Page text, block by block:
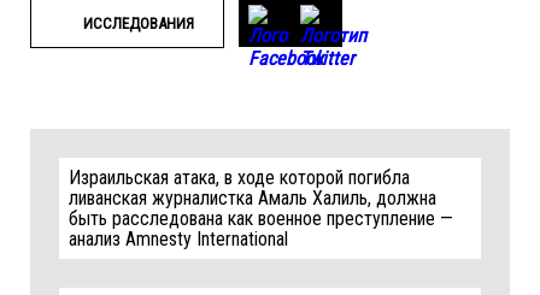
ИССЛЕДОВАНИЯ
Израильская атака, в ходе которой погибла
ливанская журналистка Амаль Халиль, должна
быть расследована как военное преступление —
анализ Amnesty International